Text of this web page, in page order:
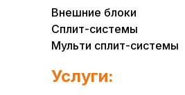
Внешние блоки
Сплит-системы
Мульти сплит-системы
Услуги: